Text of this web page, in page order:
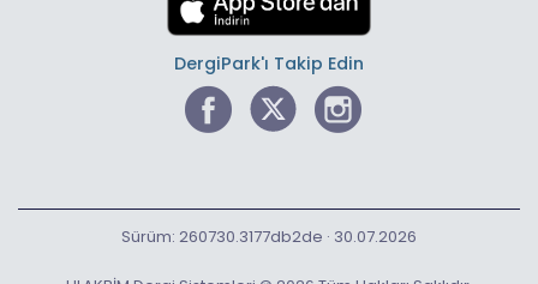
DergiPark'ı Takip Edin
Sürüm: 260730.3177db2de · 30.07.2026